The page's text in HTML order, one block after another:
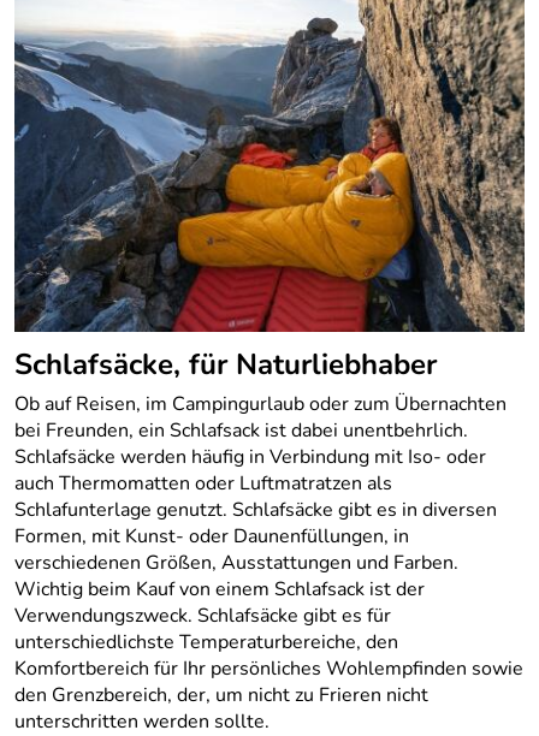
Schlafsäcke, für Naturliebhaber
Ob auf Reisen, im Campingurlaub oder zum Übernachten
bei Freunden, ein Schlafsack ist dabei unentbehrlich.
Schlafsäcke werden häufig in Verbindung mit Iso- oder
auch Thermomatten oder Luftmatratzen als
Schlafunterlage genutzt. Schlafsäcke gibt es in diversen
Formen, mit Kunst- oder Daunenfüllungen, in
verschiedenen Größen, Ausstattungen und Farben.
Wichtig beim Kauf von einem Schlafsack ist der
Verwendungszweck. Schlafsäcke gibt es für
unterschiedlichste Temperaturbereiche, den
Komfortbereich für Ihr persönliches Wohlempfinden sowie
den Grenzbereich, der, um nicht zu Frieren nicht
unterschritten werden sollte.